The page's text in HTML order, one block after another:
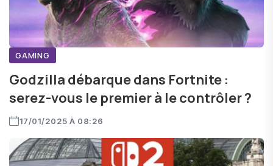
GAMING
Godzilla débarque dans Fortnite :
serez-vous le premier à le contrôler ?
17/01/2025 À 08:26